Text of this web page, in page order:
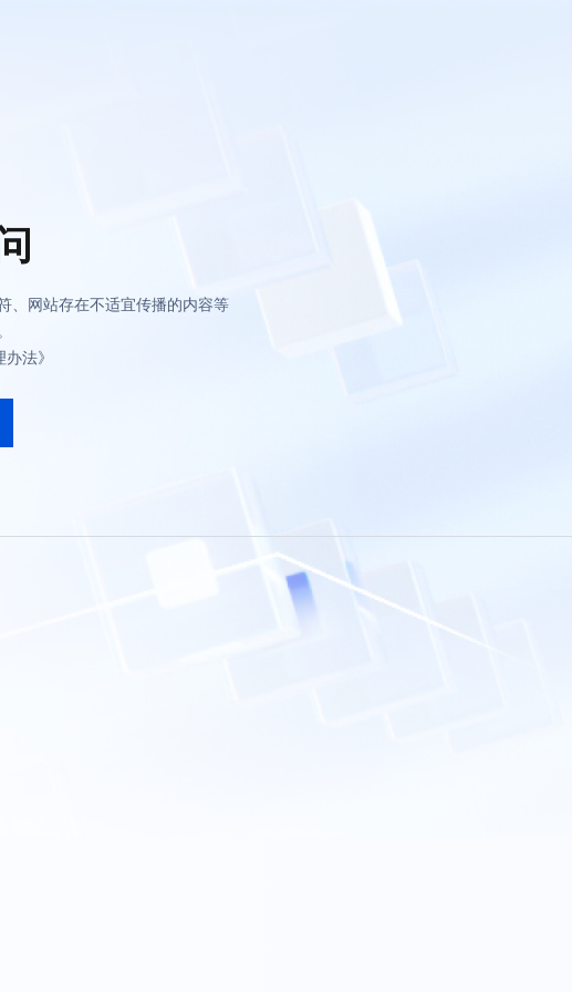
、网站存在不适宜传播的内容等
法》